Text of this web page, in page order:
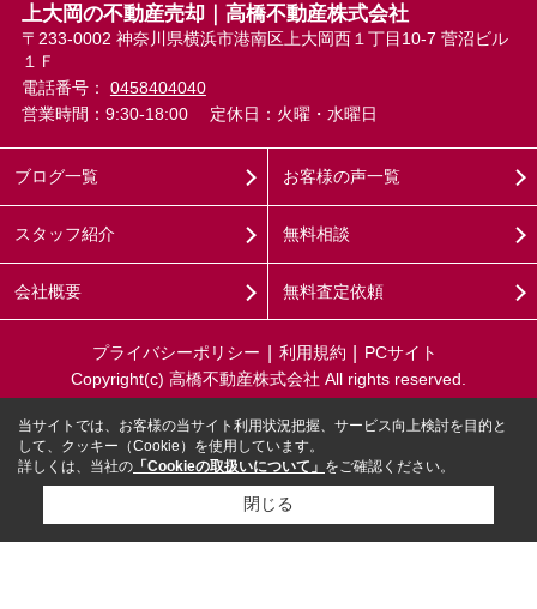
上大岡の不動産売却｜高橋不動産株式会社
〒233-0002 神奈川県横浜市港南区上大岡西１丁目10-7 菅沼ビル
１Ｆ
電話番号： 0458404040
営業時間：9:30-18:00
定休日：火曜・水曜日
ブログ一覧
スタッフ紹介
会社概要
お客様の声一覧
無料相談
無料査定依頼
プライバシーポリシー 利用規約
PCサイト
Copyright(c) 高橋不動産株式会社 All rights reserved.
当サイトでは、お客様の当サイト利用状況把握、サービス向上検討を目的と
して、クッキー（Cookie）を使用しています。
詳しくは、当社の 「Cookieの取扱いについて」 をご確認ください。
閉じる